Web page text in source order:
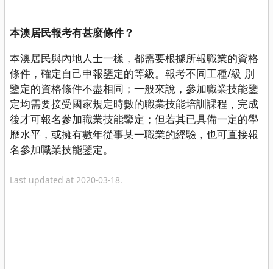
本澳居民報考有甚麼條件？
本澳居民與內地人士一樣，都需要根據所報職業的資格
條件，確定自己申報鑒定的等級。報考不同工種/級 別
鑒定的資格條件不盡相同；一般來說，參加職業技能鑒
定均需要接受國家規定時數的職業技能培訓課程，完成
後才可報名參加職業技能鑒定；但若其已具備一定的學
歷水平，或擁有數年從事某一職業的經驗，也可直接報
名參加職業技能鑒定。
Last updated at 2020-03-18.